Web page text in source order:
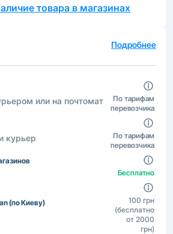
товара в магазинах
Подробнее
или на почтомат
По тарифам
перевозчика
курьер
По тарифам
перевозчика
Бесплатно
(по Киеву)
100 грн
(бесплатно
от 2000
грн)